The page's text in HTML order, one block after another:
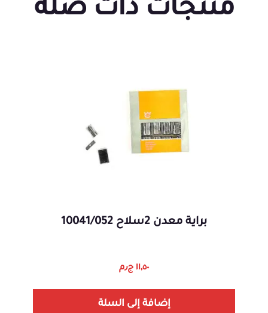
منتجات ذات صلة
براية معدن 2سلاح 10041/052
١١,٥٠ ج٫م
إضافة إلى السلة